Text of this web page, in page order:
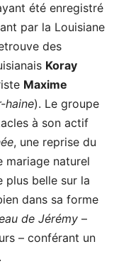
été enregistré
par la Louisiane
des
Koray
Maxime
haine). Le groupe
à son actif
, une reprise du
mariage naturel
plus belle sur la
dans sa forme
de Jérémy –
– conférant un